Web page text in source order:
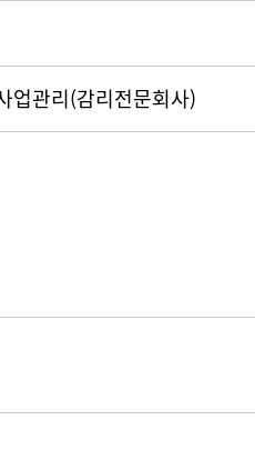
업관리(감리전문회사)